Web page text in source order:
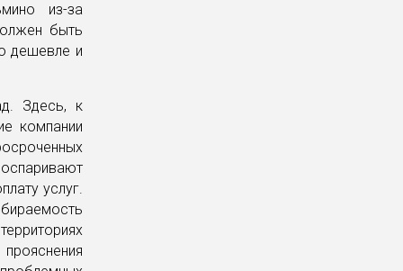
из-за
быть
дешевле и
Здесь, к
компании
услуг.